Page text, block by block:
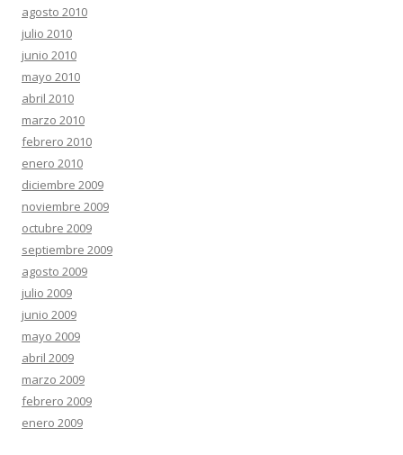
agosto 2010
julio 2010
junio 2010
mayo 2010
abril 2010
marzo 2010
febrero 2010
enero 2010
diciembre 2009
noviembre 2009
octubre 2009
septiembre 2009
agosto 2009
julio 2009
junio 2009
mayo 2009
abril 2009
marzo 2009
febrero 2009
enero 2009